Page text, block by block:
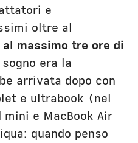
e
oltre al
al massimo tre ore di
era la
arrivata dopo con
e ultrabook (nel
mini e MacBook Air
quando penso